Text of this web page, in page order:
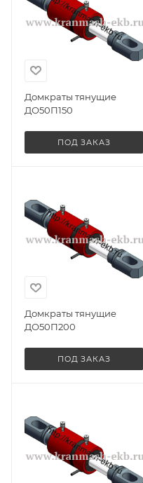
Домкраты тянущие
ДО50П150
ПОД ЗАКАЗ
Домкраты тянущие
ДО50П200
ПОД ЗАКАЗ